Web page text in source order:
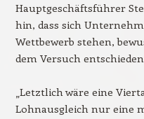
Hauptgeschäftsführer
hin, dass sich
Wettbewerb stehen,
dem Versuch
„Letztlich wäre eine
Lohnausgleich nur eine